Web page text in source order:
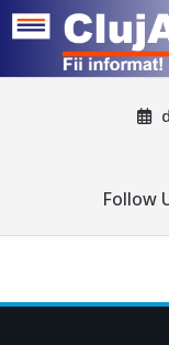
Follow